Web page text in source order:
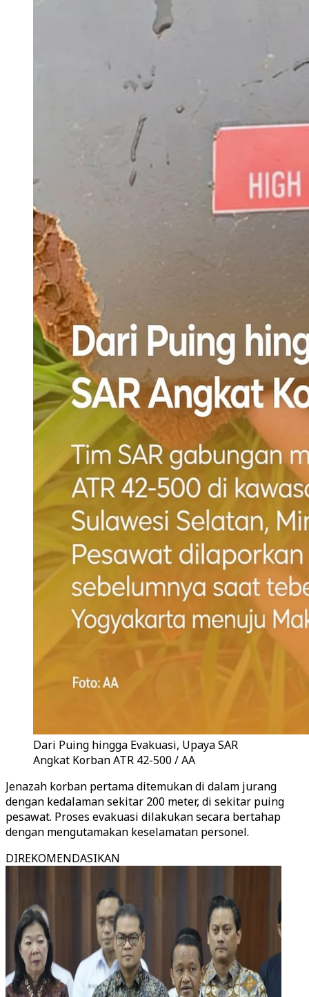
Dari Puing hingga Evakuasi, Upaya SAR
Angkat Korban ATR 42-500 / AA
Jenazah korban pertama ditemukan di dalam jurang
dengan kedalaman sekitar 200 meter, di sekitar puing
pesawat. Proses evakuasi dilakukan secara bertahap
dengan mengutamakan keselamatan personel.
DIREKOMENDASIKAN